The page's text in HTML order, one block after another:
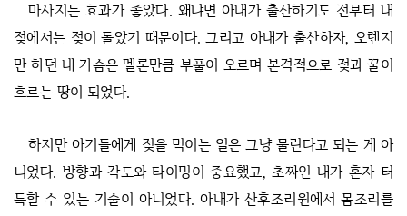
마사지는 효과가 좋았다. 왜냐면 아내가 출산하기도 전부터 내
젖에서는 젖이 돌았기 때문이다. 그리고 아내가 출산하자, 오렌지
만 하던 내 가슴은 멜론만큼 부풀어 오르며 본격적으로 젖과 꿀이
흐르는 땅이 되었다.
하지만 아기들에게 젖을 먹이는 일은 그냥 물린다고 되는 게 아
니었다. 방향과 각도와 타이밍이 중요했고, 초짜인 내가 혼자 터
득할 수 있는 기술이 아니었다. 아내가 산후조리원에서 몸조리를